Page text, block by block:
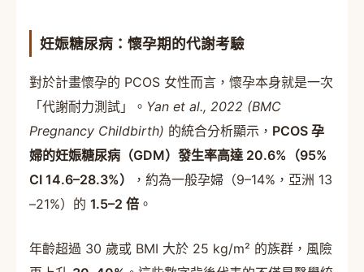
妊娠糖尿病：懷孕期的代謝考驗
對於計畫懷孕的 PCOS 女性而言，懷孕本身就是一次
「代謝耐力測試」。 Yan et al., 2022 (BMC
Pregnancy Childbirth) 的統合分析顯示， PCOS 孕
婦的妊娠糖尿病（GDM）發生率高達 20.6%（95%
CI 14.6–28.3%）
，約為一般孕婦（9–14%，亞洲 13
–21%）的 1.5–2 倍 。
年齡超過 30 歲或 BMI 大於 25 kg/m² 的族群，風險